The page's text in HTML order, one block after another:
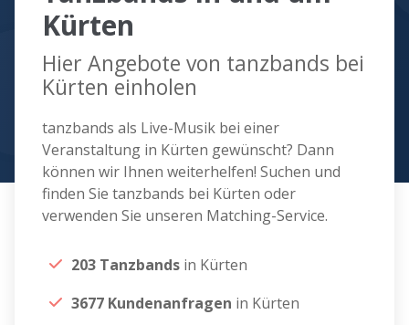
Kürten
Hier Angebote von tanzbands bei
Kürten einholen
tanzbands als Live-Musik bei einer
Veranstaltung in Kürten gewünscht? Dann
können wir Ihnen weiterhelfen! Suchen und
finden Sie tanzbands bei Kürten oder
verwenden Sie unseren Matching-Service.
203 Tanzbands in Kürten
3677 Kundenanfragen in Kürten